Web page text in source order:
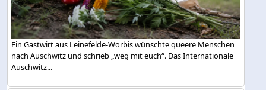
Ein Gastwirt aus Leinefelde-Worbis wünschte queere Menschen
nach Auschwitz und schrieb „weg mit euch“. Das Internationale
Auschwitz...